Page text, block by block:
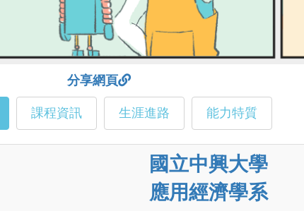
分享網頁
課程資訊 生涯進路 能力特質
國立中興大學
應用經濟學系